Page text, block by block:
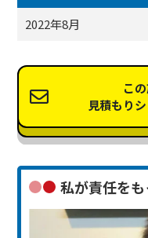
2022年8月
こ
見積もり
私が責任を